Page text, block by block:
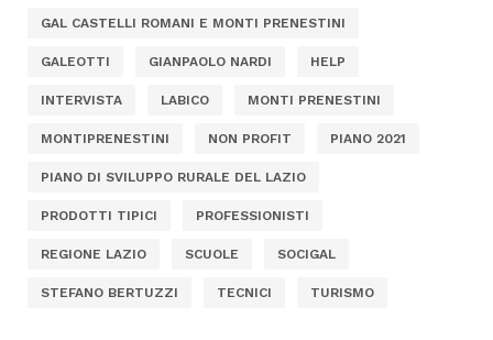
GAL CASTELLI ROMANI E MONTI PRENESTINI
GALEOTTI GIANPAOLO NARDI HELP
INTERVISTA LABICO MONTI PRENESTINI
MONTIPRENESTINI NON PROFIT PIANO 2021
PIANO DI SVILUPPO RURALE DEL LAZIO
PRODOTTI TIPICI PROFESSIONISTI
REGIONE LAZIO SCUOLE SOCIGAL
STEFANO BERTUZZI TECNICI TURISMO